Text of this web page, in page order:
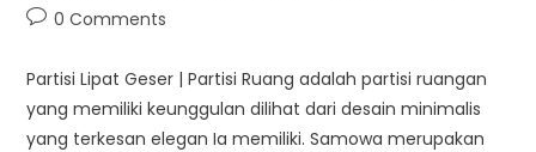
Post0 Comments
Partisi Lipat Geser | Partisi Ruang adalah partisi ruangan
yang memiliki keunggulan dilihat dari desain minimalis
yang terkesan elegan Ia memiliki. Samowa merupakan